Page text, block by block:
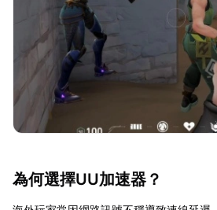
為何選擇UU加速器？